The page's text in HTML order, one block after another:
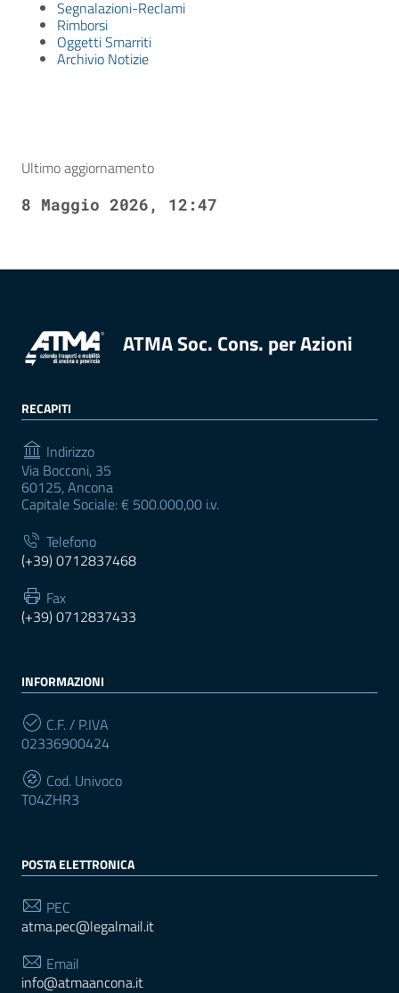
Segnalazioni-Reclami
Rimborsi
Oggetti Smarriti
Archivio Notizie
Ultimo aggiornamento
8 Maggio 2026, 12:47
ATMA Soc. Cons. per Azioni
RECAPITI
Indirizzo
Via Bocconi, 35
60125, Ancona
Capitale Sociale: € 500.000,00 i.v.
Telefono
(+39) 0712837468
Fax
(+39) 0712837433
INFORMAZIONI
C.F. / P.IVA
02336900424
Cod. Univoco
T04ZHR3
POSTA ELETTRONICA
PEC
atma.pec@legalmail.it
Email
info@atmaancona.it